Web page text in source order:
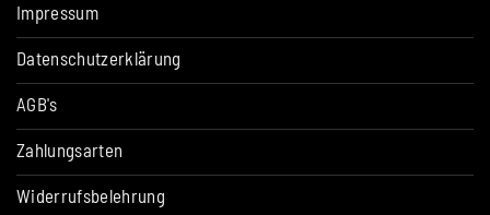
Impressum
Datenschutzerklärung
AGB's
Zahlungsarten
Widerrufsbelehrung